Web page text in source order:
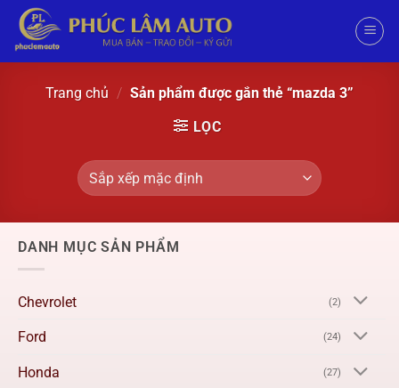
Trang chủ / Sản phẩm được gắn thẻ “mazda 3”
LỌC
DANH MỤC SẢN PHẨM
Chevrolet (2)
Ford (24)
Honda (27)